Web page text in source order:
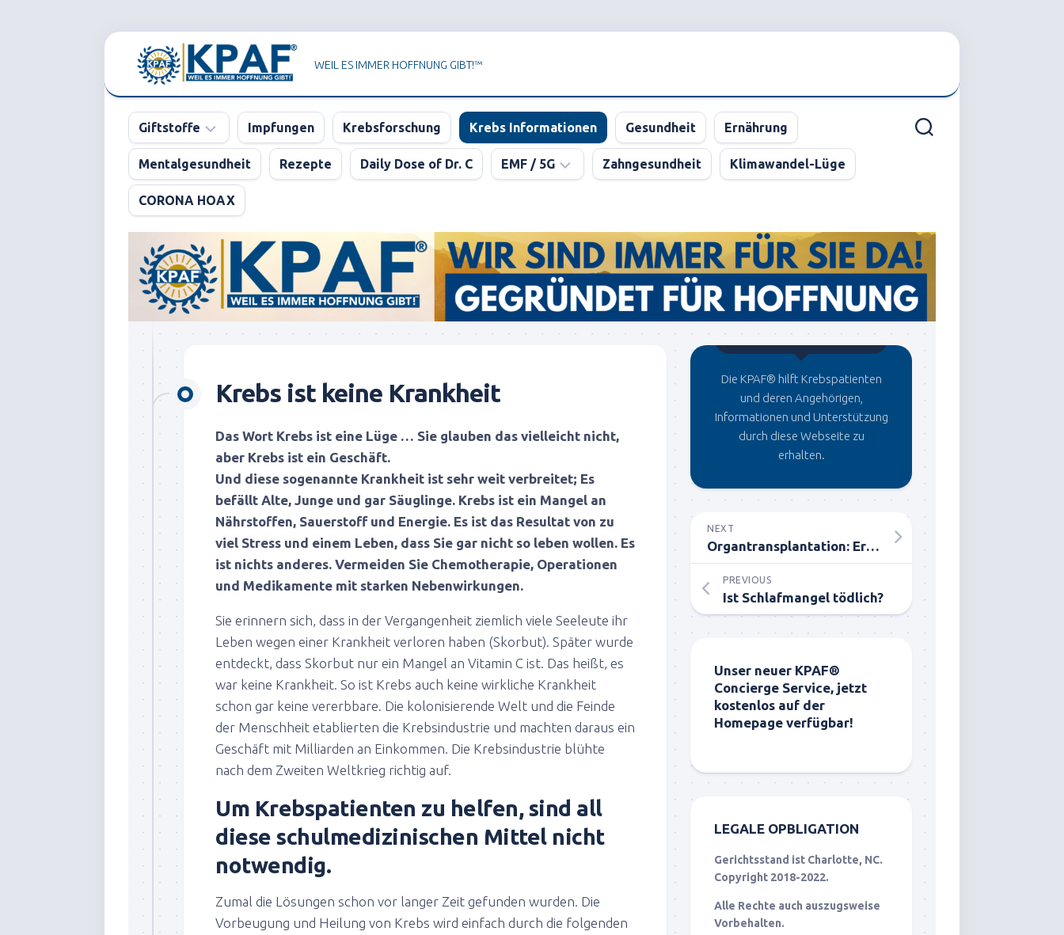
WEIL ES IMMER HOFFNUNG GIBT!™
Giftstoffe
Pharma
Impfungen Krebsforschung Krebs Informationen Gesundheit Ernährung
Mentalgesundheit Rezepte Daily Dose of Dr. C EMF / 5G
der
KPAF®
DER
GROSSE
5G
Zahngesundheit Klimawandel-Lüge
CORONA HOAX
Krebs ist keine Krankheit
Das Wort Krebs ist eine Lüge … Sie glauben das vielleicht nicht,
aber Krebs ist ein Geschäft.
Und diese sogenannte Krankheit ist sehr weit verbreitet; Es
befällt Alte, Junge und gar Säuglinge. Krebs ist ein Mangel an
Nährstoffen, Sauerstoff und Energie. Es ist das Resultat von zu
viel Stress und einem Leben, dass Sie gar nicht so leben wollen. Es
ist nichts anderes. Vermeiden Sie Chemotherapie, Operationen
und Medikamente mit starken Nebenwirkungen.
Sie erinnern sich, dass in der Vergangenheit ziemlich viele Seeleute ihr
Leben wegen einer Krankheit verloren haben (Skorbut). Später wurde
entdeckt, dass Skorbut nur ein Mangel an Vitamin C ist. Das heißt, es
war keine Krankheit. So ist Krebs auch keine wirkliche Krankheit
schon gar keine vererbbare. Die kolonisierende Welt und die Feinde
der Menschheit etablierten die Krebsindustrie und machten daraus ein
Geschäft mit Milliarden an Einkommen. Die Krebsindustrie blühte
nach dem Zweiten Weltkrieg richtig auf.
Um Krebspatienten zu helfen, sind all
diese schulmedizinischen Mittel nicht
notwendig.
Zumal die Lösungen schon vor langer Zeit gefunden wurden. Die
Vorbeugung und Heilung von Krebs wird einfach durch die folgenden
Gegründet von Dr.C
Die KPAF® hilft Krebspatienten
und deren Angehörigen,
Informationen und Unterstützung
durch diese Webseite zu
erhalten.
NEXT
Organtransplantation: Erfahrungsbericht einer Mutter
PREVIOUS
Ist Schlafmangel tödlich?
Unser neuer KPAF®
Concierge Service, jetzt
kostenlos auf der
Homepage verfügbar!
LEGALE OPBLIGATION
Gerichtsstand ist Charlotte, NC.
Copyright 2018-2022.
Alle Rechte auch auszugsweise
Vorbehalten.